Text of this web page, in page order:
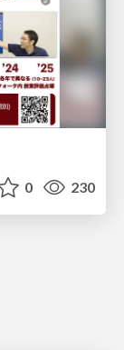
0 230